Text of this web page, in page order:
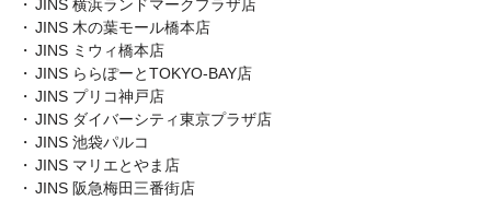
JINS 横浜ランドマークプラザ店
JINS 木の葉モール橋本店
JINS ミウィ橋本店
JINS ららぽーとTOKYO-BAY店
JINS プリコ神戸店
JINS ダイバーシティ東京プラザ店
JINS 池袋パルコ
JINS マリエとやま店
JINS 阪急梅田三番街店